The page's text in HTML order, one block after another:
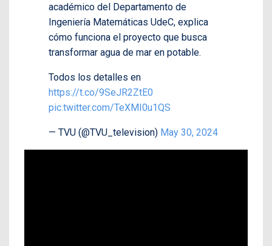
académico del Departamento de
Ingeniería Matemáticas UdeC, explica
cómo funciona el proyecto que busca
transformar agua de mar en potable.
Todos los detalles en
https://t.co/9SeJR2ZtE0
pic.twitter.com/TeXMI0u1QS
— TVU (@TVU_television) May 30, 2024